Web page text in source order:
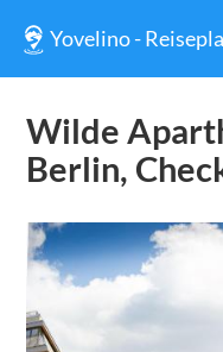
Yovelino -
Wilde
Berlin,